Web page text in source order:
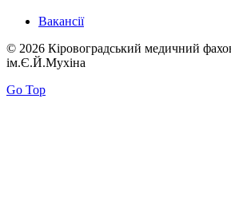
Вакансії
© 2026 Кіровоградський медичний
ім.Є.Й.Мухіна
Go Top